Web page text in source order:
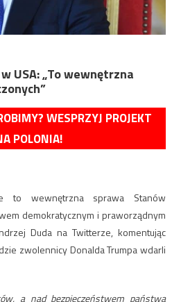
USA: „To wewnętrzna
WESPRZYJ PROJEKT
POLONIA!
to wewnętrzna sprawa Stanów
demokratycznym i praworządnym
Duda na Twitterze, komentując
zwolennicy Donalda Trumpa wdarli
a nad bezpieczeństwem państwa